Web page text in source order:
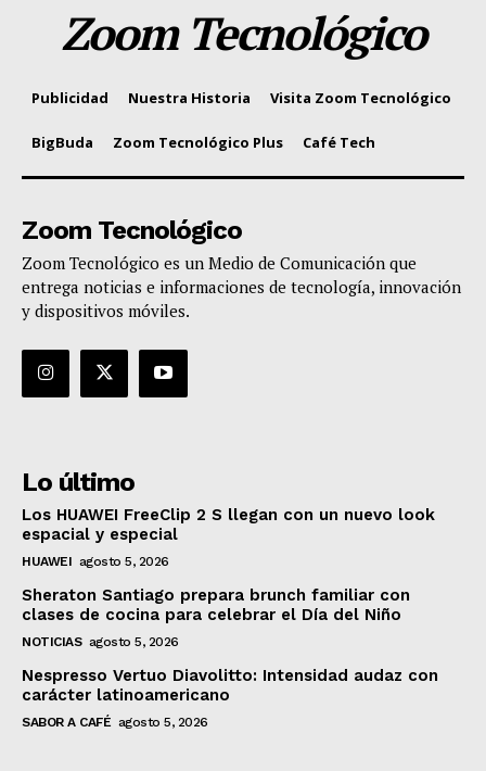
Zoom Tecnológico
Publicidad Nuestra Historia Visita Zoom Tecnológico
BigBuda Zoom Tecnológico Plus Café Tech
Zoom Tecnológico
Zoom Tecnológico es un Medio de Comunicación que
entrega noticias e informaciones de tecnología, innovación
y dispositivos móviles.
Lo último
Los HUAWEI FreeClip 2 S llegan con un nuevo look
espacial y especial
HUAWEI agosto 5, 2026
Sheraton Santiago prepara brunch familiar con
clases de cocina para celebrar el Día del Niño
NOTICIAS agosto 5, 2026
Nespresso Vertuo Diavolitto: Intensidad audaz con
carácter latinoamericano
SABOR A CAFÉ agosto 5, 2026